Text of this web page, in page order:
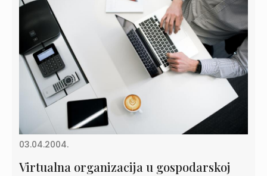
03.04.2004.
Virtualna organizacija u gospodarskoj